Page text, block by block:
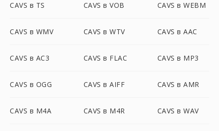
CAVS в TS CAVS в VOB CAVS в WEBM
CAVS в WMV CAVS в WTV CAVS в AAC
CAVS в AC3 CAVS в FLAC CAVS в MP3
CAVS в OGG CAVS в AIFF CAVS в AMR
CAVS в M4A CAVS в M4R CAVS в WAV